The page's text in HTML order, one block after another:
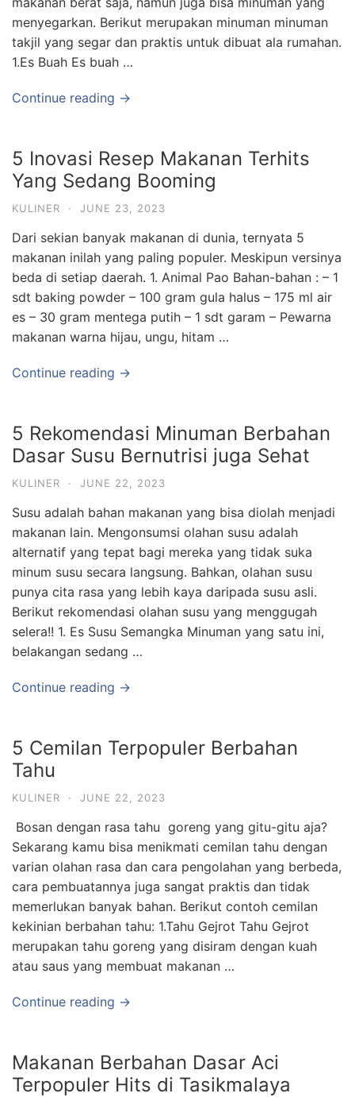
menyegarkan. Berikut merupakan minuman minuman
takjil yang segar dan praktis untuk dibuat ala rumahan.
1.Es Buah Es buah …
Continue reading →
5 Inovasi Resep Makanan Terhits
Yang Sedang Booming
KULINER · JUNE 23, 2023
Dari sekian banyak makanan di dunia, ternyata 5
makanan inilah yang paling populer. Meskipun versinya
beda di setiap daerah. 1. Animal Pao Bahan-bahan : – 1
sdt baking powder – 100 gram gula halus – 175 ml air
es – 30 gram mentega putih – 1 sdt garam – Pewarna
makanan warna hijau, ungu, hitam …
Continue reading →
5 Rekomendasi Minuman Berbahan
Dasar Susu Bernutrisi juga Sehat
KULINER · JUNE 22, 2023
Susu adalah bahan makanan yang bisa diolah menjadi
makanan lain. Mengonsumsi olahan susu adalah
alternatif yang tepat bagi mereka yang tidak suka
minum susu secara langsung. Bahkan, olahan susu
punya cita rasa yang lebih kaya daripada susu asli.
Berikut rekomendasi olahan susu yang menggugah
selera!! 1. Es Susu Semangka Minuman yang satu ini,
belakangan sedang …
Continue reading →
5 Cemilan Terpopuler Berbahan
Tahu
KULINER · JUNE 22, 2023
Bosan dengan rasa tahu goreng yang gitu-gitu aja?
Sekarang kamu bisa menikmati cemilan tahu dengan
varian olahan rasa dan cara pengolahan yang berbeda,
cara pembuatannya juga sangat praktis dan tidak
memerlukan banyak bahan. Berikut contoh cemilan
kekinian berbahan tahu: 1.Tahu Gejrot Tahu Gejrot
merupakan tahu goreng yang disiram dengan kuah
atau saus yang membuat makanan …
Continue reading →
Makanan Berbahan Dasar Aci
Terpopuler Hits di Tasikmalaya